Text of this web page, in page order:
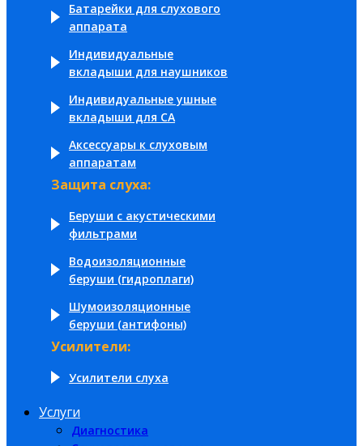
Батарейки для слухового
аппарата
Индивидуальные
вкладыши для наушников
Индивидуальные ушные
вкладыши для СА
Аксессуары к слуховым
аппаратам
Защита слуха:
Беруши с акустическими
фильтрами
Водоизоляционные
беруши (гидроплаги)
Шумоизоляционные
беруши (антифоны)
Усилители:
Усилители слуха
Услуги
Диагностика